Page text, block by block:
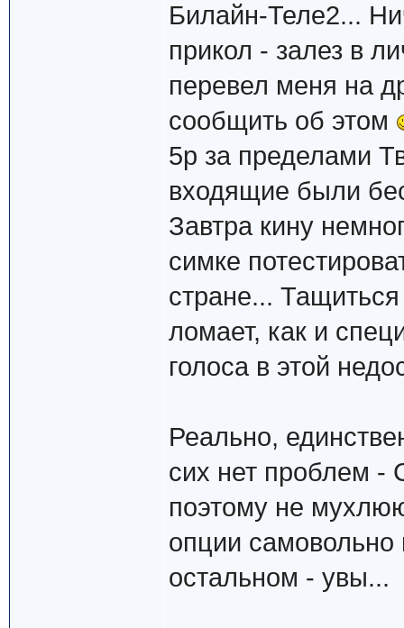
Билайн-Теле2...
прикол - залез в
перевел меня на
сообщить об этом
5р за пределами
входящие были
Завтра кину
симке
стране...
ломает, как и
голоса в этой
Реально,
сих нет проблем -
поэтому не
опции
остальном - увы...